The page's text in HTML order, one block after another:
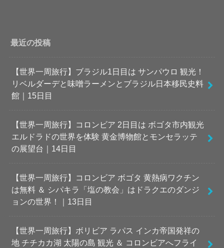
最近の投稿
【世界一周旅行】ブラジル1日目は サンパウロ 観光！
リベルダーデと味噌ラーメンとブラジル日本移民史料
館｜15日目
【世界一周旅行】コロンビア 2日目は ボゴタ市内観光
エルドラドの世界を体験 黄金博物館とモンセラッテ
の展望台｜14日目
【世界一周旅行】コロンビア ボゴタ 黄熱病ワクチン
は無料 ＆ シパキラ「塩の教会」はドラクエのダンジ
ョンの世界！｜13日目
【世界一周旅行】ボリビア ラパス インカ帝国発祥の
地 チチカカ湖 太陽の島 観光 ＆ コロンビアへフライ